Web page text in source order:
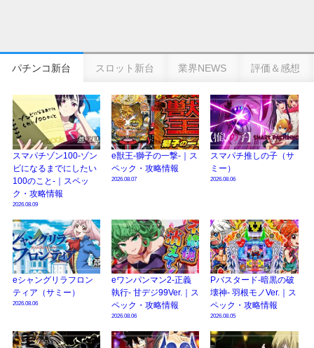
パチンコ新台 スロット新台 業界NEWS 評価＆感想
スマパチゾン100-ゾン
ビになるまでにしたい
100のこと-｜スペッ
ク・攻略情報
2026.08.09
e獣王-獅子の一撃-｜ス
ペック・攻略情報
2026.08.07
スマパチ推しの子（サ
ミー）
2026.08.06
eシャングリラフロン
ティア（サミー）
2026.08.06
eワンパンマン2-正義
執行- 甘デジ99Ver.｜ス
ペック・攻略情報
2026.08.06
Pバスタード-暗黒の破
壊神- 羽根モノVer.｜ス
ペック・攻略情報
2026.08.05